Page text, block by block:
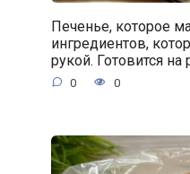
Печенье, которое
ингредиентов,
рукой. Готовится на
0 0